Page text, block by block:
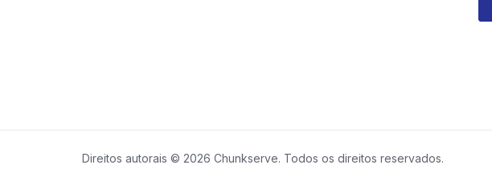
Direitos autorais © 2026 Chunkserve. Todos os direitos reservados.